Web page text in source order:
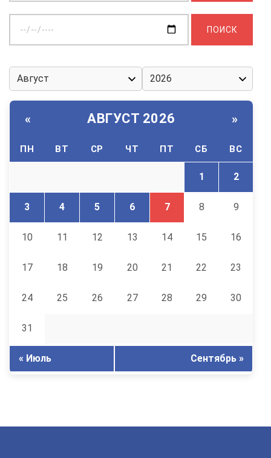
дату:
« АВГУСТ 2026 »
ПН ВТ СР ЧТ ПТ СБ ВС
1 2
3 4 5 6 7 8 9
10 11 12 13 14 15 16
17 18 19 20 21 22 23
24 25 26 27 28 29 30
31
« Июль Сентябрь »